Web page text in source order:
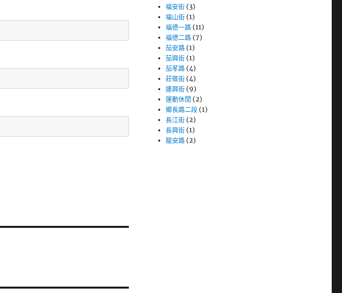
福安街 (3)
福山街 (1)
福德一路 (11)
福德二路 (7)
茄安路 (1)
茄興街 (1)
茄苳路 (4)
莊敬街 (4)
連興街 (9)
運動休閒 (2)
鄉長路二段 (1)
長江街 (2)
長興街 (1)
龍安路 (2)